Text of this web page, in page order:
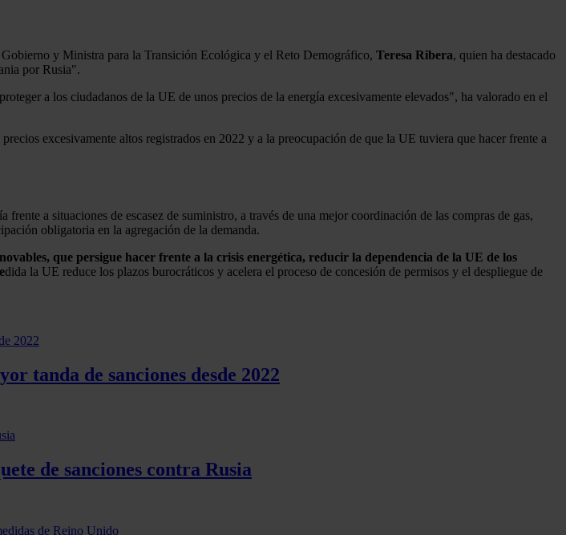
y Ministra para la Transición Ecológica y el Reto Demográfico, Teresa Ribera, quien ha destacado
por Rusia".
a los ciudadanos de la UE de unos precios de la energía excesivamente elevados", ha valorado en el
excesivamente altos registrados en 2022 y a la preocupación de que la UE tuviera que hacer frente a
a situaciones de escasez de suministro, a través de una mejor coordinación de las compras de gas,
obligatoria en la agregación de la demanda.
que persigue hacer frente a la crisis energética, reducir la dependencia de la UE de los
dida la UE reduce los plazos burocráticos y acelera el proceso de concesión de permisos y el despliegue de
tanda de sanciones desde 2022
de sanciones contra Rusia